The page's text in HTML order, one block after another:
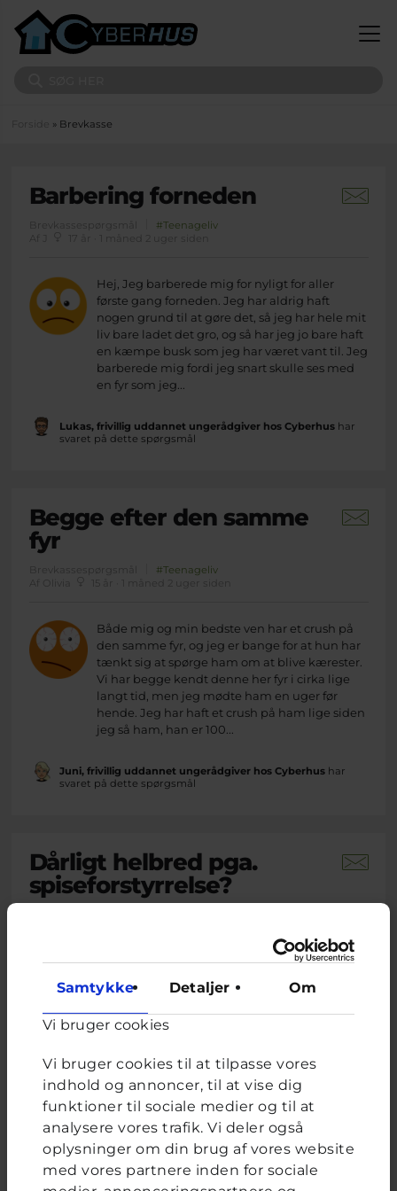
Samtykke Detaljer Om
Vi bruger cookies
Vi bruger cookies til at tilpasse vores
indhold og annoncer, til at vise dig
funktioner til sociale medier og til at
analysere vores trafik. Vi deler også
oplysninger om din brug af vores website
med vores partnere inden for sociale
Du er her
» Brevkasse
Barbering forneden
Brevkassespørgsmål
#Teenageliv
Af J
Hej, Jeg barberede mig for nyligt for aller
første gang forneden. Jeg har aldrig haft
nogen grund til at gøre det, så jeg har hele mit
liv bare ladet det gro, og så har jeg jo bare haft
en kæmpe busk som jeg har været vant til. Jeg
barberede mig fordi jeg snart skulle ses med
en fyr som jeg...
Lukas, frivillig uddannet ungerådgiver hos Cyberhushar
svaret på dette spørgsmål
Begge efter den samme
fyr
Brevkassespørgsmål
#Teenageliv
Af Olivia
15 år · 1 måned 2 uger siden
Både mig og min bedste ven har et crush på
den samme fyr, og jeg er bange for at hun har
tænkt sig at spørge ham om at blive kærester.
Vi har begge kendt denne her fyr i cirka lige
langt tid, men jeg mødte ham en uger før
hende. Jeg har haft et crush på ham lige siden
jeg så ham, han er 100...
Juni, frivillig uddannet ungerådgiver hos Cyberhushar
svaret på dette spørgsmål
Dårligt helbred pga.
spiseforstyrrelse?
er en spiseforstyrrelse. Jeg spiser ikke
portion aftensmad. Nogle gange ender jeg
at kaste op. De seneste to uger har jeg følt mig
svimmel, træt, mit hjerte...
Lukas, frivillig uddannet ungerådgiver hos Cyberhus
svaret på dette spørgsmål